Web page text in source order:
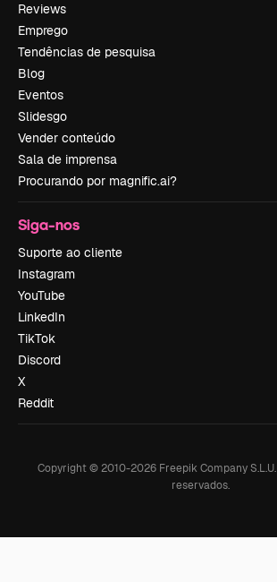
Reviews
Emprego
Tendências de pesquisa
Blog
Eventos
Slidesgo
Vender conteúdo
Sala de imprensa
Procurando por magnific.ai?
Siga-nos
Suporte ao cliente
Instagram
YouTube
LinkedIn
TikTok
Discord
X
Reddit
Copyright © 2010-2026Freepik Company S.L.U.
reservados.